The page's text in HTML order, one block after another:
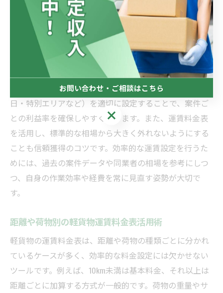
イントの一つです。運賃は走行距離や荷物の大きさ、配
送時間帯など多くの要素で決まるため、効率的な料金設
定を行うことで手取りを最大化できます。特に、案件ご
とに必要な経費や所要時間を正確に見積もることが、無
理なく安定した収入につながります。
例えば、距離に応じた基本運賃に加算料金（夜間・祝
日・特別エリアなど）を適切に設定することで、案件ご
との利益率を確保しやすくなります。また、運賃料金表
を活用し、標準的な相場から大きく外れないようにする
ことも信頼獲得のコツです。効率的な運賃設定を行うた
めには、過去の案件データや同業者の相場を参考にしつ
つ、自身の作業効率や経費を常に見直す姿勢が大切で
す。
距離や荷物別の軽貨物運賃料金表活用術
軽貨物の運賃料金表は、距離や荷物の種類ごとに分かれ
ているケースが多く、効率的な料金設定には欠かせない
ツールです。例えば、10km未満は基本料金、それ以上は
距離ごとに加算する方式が一般的です。荷物の重量やサ
お問い合わせ・ご相談はこちら
お問い合わせ・ご相談はこちら